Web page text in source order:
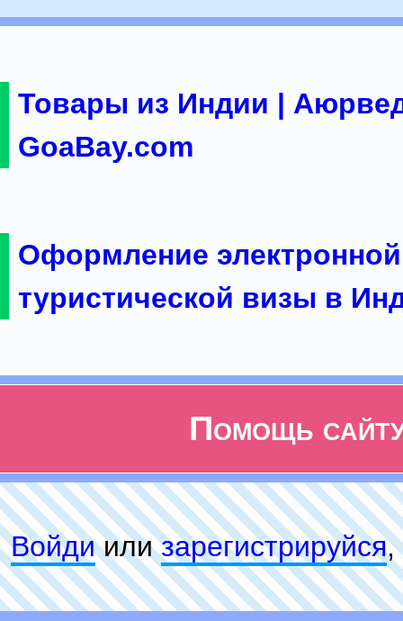
Товары из Индии |
GoaBay.com
Оформление электронной
туристической визы в
Помощь
Войдиилизарeгиcтpируйся,